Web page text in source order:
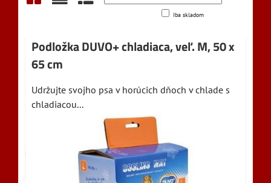
Iba skladom
Podložka DUVO+ chladiaca, veľ. M, 50 x
65 cm
Udržujte svojho psa v horúcich dňoch v chlade s
chladiacou...